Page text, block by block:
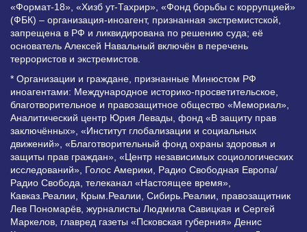
«Формат-18», «Хизб ут-Тахрир», «Фонд борьбы с коррупцией»
(ФБК) – организация-иноагент, признанная экстремистской,
запрещена в РФ и ликвидирована по решению суда; её
основатель Алексей Навальный включён в перечень
террористов и экстремистов.
* Организации и граждане, признанные Минюстом РФ
иноагентами: Международное историко-просветительское,
благотворительное и правозащитное общество «Мемориал»,
Аналитический центр Юрия Левады, фонд «В защиту прав
заключённых», «Институт глобализации и социальных
движений», «Благотворительный фонд охраны здоровья и
защиты прав граждан», «Центр независимых социологических
исследований», Голос Америки, Радио Свободная Европа/
Радио Свобода, телеканал «Настоящее время»,
Кавказ.Реалии, Крым.Реалии, Сибирь.Реалии, правозащитник
Лев Пономарёв, журналисты Людмила Савицкая и Сергей
Маркелов, главред газеты «Псковская губерния» Денис